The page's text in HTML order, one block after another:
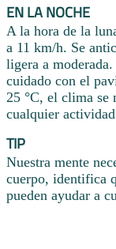
EN LA NOCHE
A la hora de la
a 11 km/h. Se
ligera a
cuidado con el
25 °C, el clima se
cualquier
TIP
Nuestra mente
cuerpo, identifica
pueden ayudar a